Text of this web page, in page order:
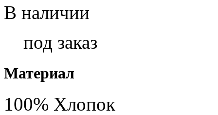
В наличии
под заказ
Материал
100% Хлопок